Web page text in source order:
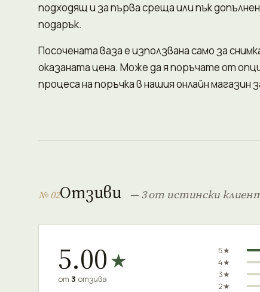
подходящ и за първа среща или пък
подарък.
Посочената ваза е използвана само за
оказаната цена. Може да я поръчате от
процеса на поръчка в нашия онлайн магазин
№ 02Отзиви — 3 от истински
5.00★
от 3 отзива
5★
4★
3★
2★